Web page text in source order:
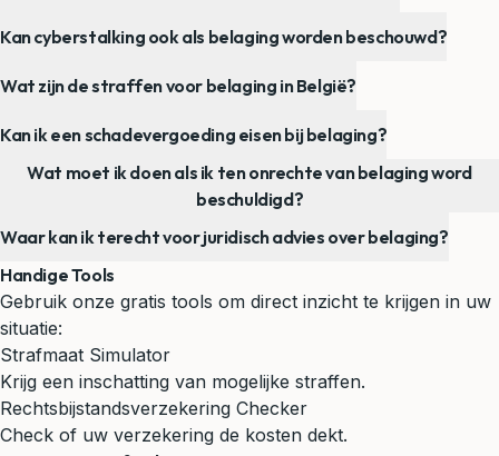
Kan cyberstalking ook als belaging worden beschouwd?
Wat zijn de straffen voor belaging in België?
Kan ik een schadevergoeding eisen bij belaging?
Wat moet ik doen als ik ten onrechte van belaging word
beschuldigd?
Waar kan ik terecht voor juridisch advies over belaging?
Handige Tools
Gebruik onze gratis tools om direct inzicht te krijgen in uw
situatie:
Strafmaat Simulator
Krijg een inschatting van mogelijke straffen.
Rechtsbijstandsverzekering Checker
Check of uw verzekering de kosten dekt.